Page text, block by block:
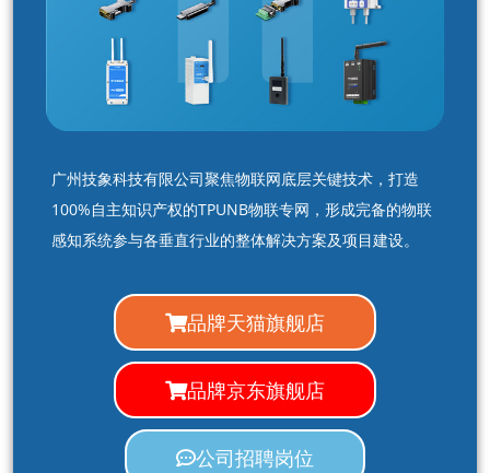
广州技象科技有限公司聚焦物联网底层关键技术，打造
100%自主知识产权的TPUNB物联专网，形成完备的物联
感知系统参与各垂直行业的整体解决方案及项目建设。
品牌天猫旗舰店
品牌京东旗舰店
公司招聘岗位